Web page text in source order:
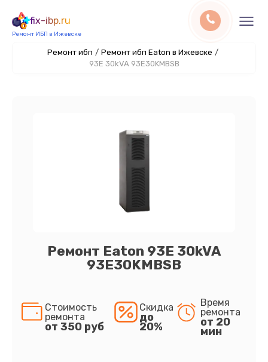
fix-ibp.ru
Ремонт ИБП в Ижевске
Ремонт ибп / Ремонт ибп Eaton в Ижевске /
93E 30kVA 93E30KMBSB
Ремонт Eaton 93E 30kVA
93E30KMBSB
Стоимость
ремонта
от 350 руб
Скидка
до
20%
Время
ремонта
от 20
мин